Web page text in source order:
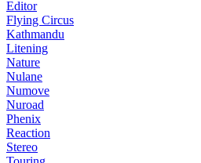
Editor
Flying Circus
Kathmandu
Litening
Nature
Nulane
Numove
Nuroad
Phenix
Reaction
Stereo